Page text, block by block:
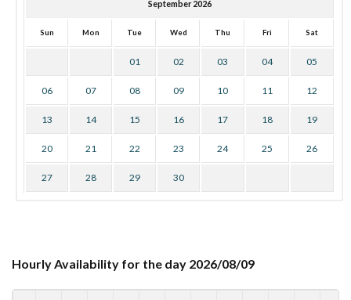
September 2026
Sun Mon Tue Wed Thu Fri Sat
01 02 03 04 05
06 07 08 09 10 11 12
13 14 15 16 17 18 19
20 21 22 23 24 25 26
27 28 29 30
Hourly Availability for the day 2026/08/09